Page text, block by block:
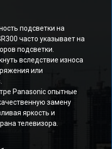
подсветки на
часто указывает на
подсветки.
вследствие износа
или
Panasonic опытные
замену
яркость и
телевизора.